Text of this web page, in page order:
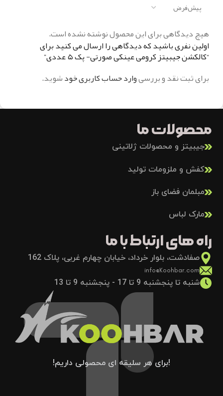
هیچ دیدگاهی برای این محصول نوشته نشده است.
اولین نفری باشید که دیدگاهی را ارسال می کنید برای
“کالکشن جیبیتز کرومی عینکی صورتی- پک ۵ عددی”
برای ثبت نقد و بررسیوارد حساب کاربری خودشوید.
محصولات ما
جیبیتز و محصولات ژلاتینی
کفش و ملزومات تولید
مبلمان فضای باز
مارک لباس
راه های ارتباط با ما
صفادشت، بلوار خرداد، خیابان چهارم غربی، پلاک 162
info@Koohbar.com
شنبه تا پنجشنبه 9 تا 17 - پنجشنبه 9 تا 13
!برای هر سلیقه ای محصولی داریم!